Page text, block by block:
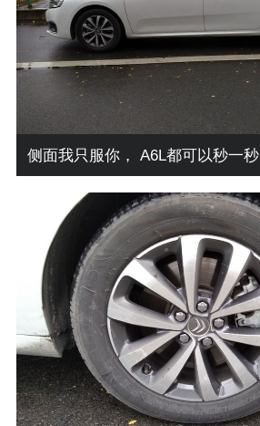
侧面我只服你， A6L都可以秒一秒